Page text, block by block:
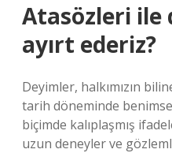
Atasözleri ile
ayırt ederiz?
Deyimler, halkımızın
tarih döneminde
biçimde kalıplaşmış
uzun deneyler ve